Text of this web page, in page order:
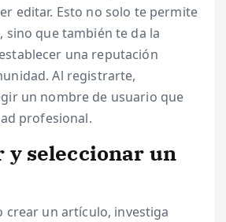
editar. Esto no solo te permite
sino que también te da la
una reputación
Al registrarte,
un nombre de usuario que
profesional.
y seleccionar un
crear un artículo, investiga